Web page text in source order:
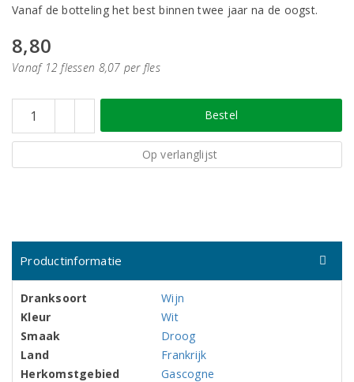
Vanaf de botteling het best binnen twee jaar na de oogst.
8,80
Vanaf 12 flessen 8,07 per fles
Bestel
Op verlanglijst
Productinformatie
Dranksoort
Wijn
Kleur
Wit
Smaak
Droog
Land
Frankrijk
Herkomstgebied
Gascogne